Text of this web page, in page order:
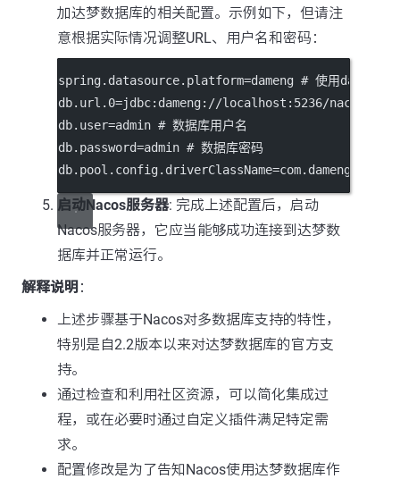
加达梦数据库的相关配置。示例如下，但请注
意根据实际情况调整URL、用户名和密码：
spring.datasource.platform=dameng # 使用dameng标
db.url.0=jdbc:dameng://localhost:5236/nacos # 达梦
db.user=admin # 数据库用户名
db.password=admin # 数据库密码
启动Nacos服务器: 完成上述配置后，启动
Nacos服务器，它应当能够成功连接到达梦数
据库并正常运行。
解释说明 ：
上述步骤基于Nacos对多数据库支持的特性，
特别是自2.2版本以来对达梦数据库的官方支
持。
通过检查和利用社区资源，可以简化集成过
程，或在必要时通过自定义插件满足特定需
求。
配置修改是为了告知Nacos使用达梦数据库作